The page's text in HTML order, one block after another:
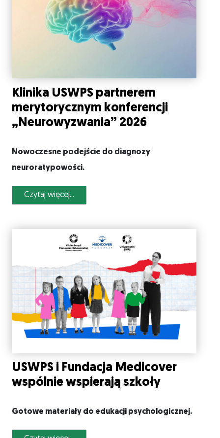
Klinika USWPS partnerem
merytorycznym konferencji
„Neurowyzwania” 2026
Nowoczesne podejście do diagnozy
neuroratypowości.
Czytaj więcej...
USWPS i Fundacja Medicover
wspólnie wspierają szkoły
Gotowe materiały do edukacji psychologicznej.